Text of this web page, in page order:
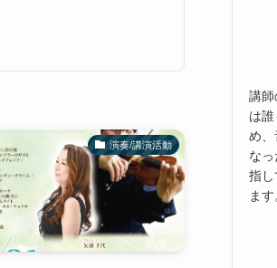
演奏/講演活動
講師
は
め、
な
指し
ま